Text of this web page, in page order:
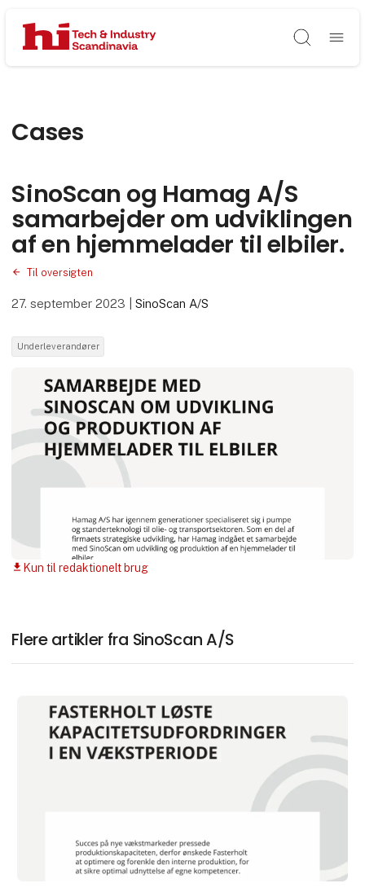
Søg
Cases
SinoScan og Hamag A/S
samarbejder om udviklingen
af en hjemmelader til elbiler.
Til oversigten
27. september 2023 |SinoScan A/S
Underleverandører
download Kun til redaktionelt brug
Flere artikler fra SinoScan A/S